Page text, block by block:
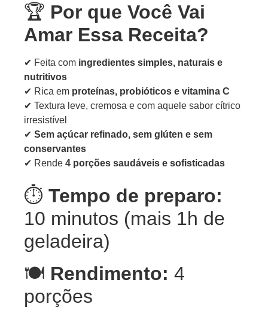
🏆 Por que Você Vai
Amar Essa Receita?
✔ Feita com ingredientes simples, naturais e
nutritivos
✔ Rica em proteínas, probióticos e vitamina C
✔ Textura leve, cremosa e com aquele sabor cítrico
irresistível
✔ Sem açúcar refinado, sem glúten e sem
conservantes
✔ Rende 4 porções saudáveis e sofisticadas
⏱️ Tempo de preparo:
10 minutos (mais 1h de
geladeira)
🍽️ Rendimento: 4
porções